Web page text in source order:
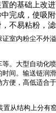
的基础上改
完成，使吸
不易粘粉，
室内粉尘不外
。大型自动化
间。输送链润
便，高低适合于
从结构上分有